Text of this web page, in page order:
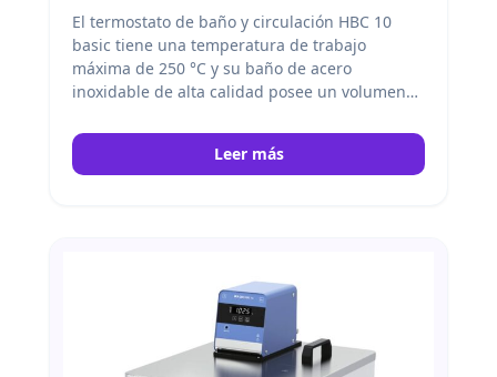
El termostato de baño y circulación HBC 10
basic tiene una temperatura de trabajo
máxima de 250 °C y su baño de acero
inoxidable de alta calidad posee un volumen
superficie del radiador garantiza un
intercambio térmico óptimo y un
incorpora una válvula de drenaje en el lado
Leer más